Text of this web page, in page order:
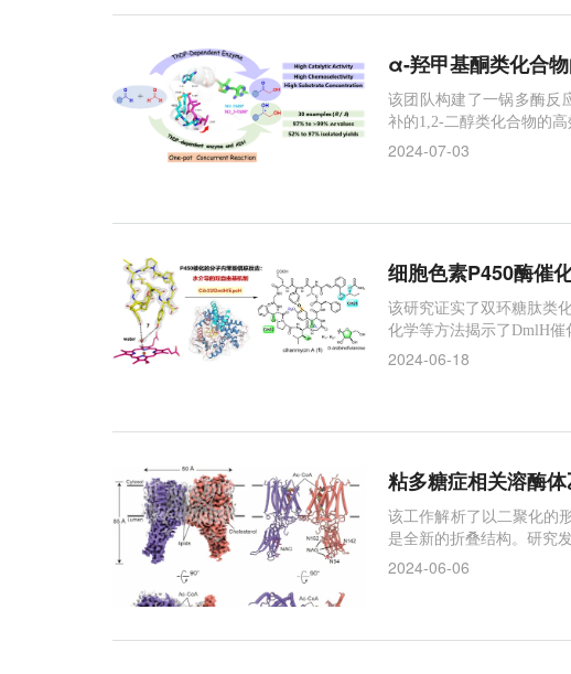
α-羟甲基酮类化合
该团队构建了一锅多酶反
补的1,2-二醇类化合物的高
7%。
2024-07-03
细胞色素P450酶催
该研究证实了双环糖肽类
化学等方法揭示了DmlH催
2024-06-18
粘多糖症相关溶酶
该工作解析了以二聚化的
是全新的折叠结构。研究
2024-06-06